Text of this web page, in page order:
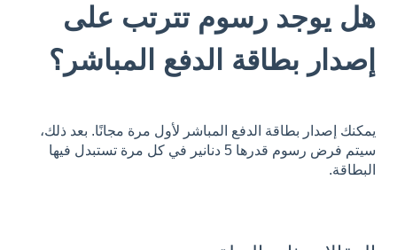
هل يوجد رسوم تترتب على
إصدار بطاقة الدفع المباشر؟
يمكنك إصدار بطاقة الدفع المباشر لأول مرة مجانًا. بعد ذلك،
سيتم فرض رسوم قدرها 5 دنانير في كل مرة تستبدل فيها
البطاقة.